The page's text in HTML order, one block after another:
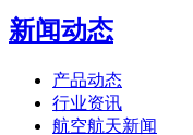
新闻动态
产品动态
行业资讯
航空航天新闻